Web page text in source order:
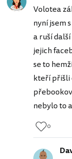
Volotea
nyní jsem
a ruší
jejich
se to
kteří přišli
nebylo to
0